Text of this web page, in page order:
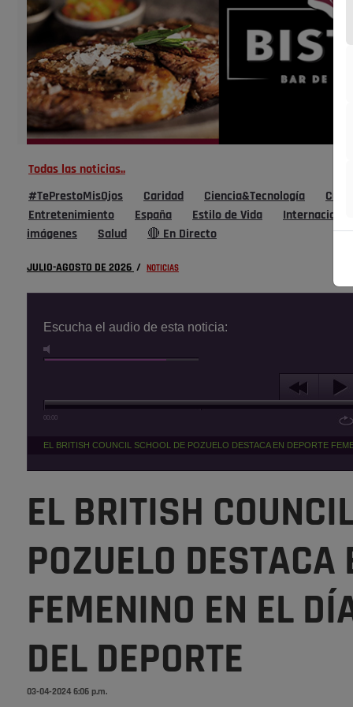
Todas las noticias..
#TePrestoMisOjos Caridad Ciencia&Tecnología
Entretenimiento
España Estilo de Vida
Internacional
imágenes
Salud 🔴 En Directo
JULIO-AGOSTO DE 2026 / NOTICIAS
Escucha el audio de esta noticia:
00:00
EL BRITISH COUNCIL SCHOOL DE POZUELO DESTACA EN DEPORTE
EL BRITISH
POZUELO DESTACA
FEMENINO EN EL
DEL DEPORTE
03-04-2024 6:06 p.m.